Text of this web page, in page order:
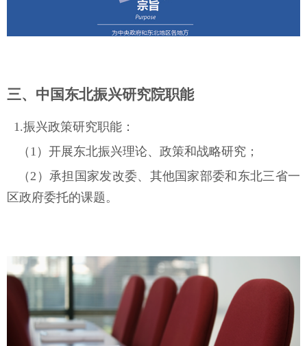
三、中国东北振兴研究院职能
1.振兴政策研究职能：
（ 1）开展东北振兴理论、政策和战略研究；
（ 2） 承担国家发改委、其他国家部委和东北三省一
区政府委托的课题。